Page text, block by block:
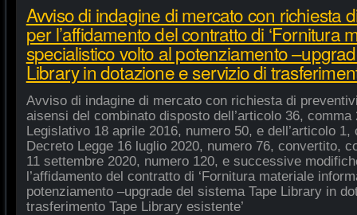
Avviso di indagine di mercato con richiesta
per l’affidamento del contratto di ‘Fornitura
specialistico volto al potenziamento
Library in dotazione e servizio di
Avviso di indagine di mercato con richiesta di
aisensi del combinato disposto dell’articolo 36,
Legislativo 18 aprile 2016, numero 50, e dell’articolo
Decreto Legge 16 luglio 2020, numero 76, convertito,
11 settembre 2020, numero 120, e successive
l’affidamento del contratto di ‘Fornitura materiale
potenziamento –upgrade del sistema Tape Library in
trasferimento Tape Library esistente’